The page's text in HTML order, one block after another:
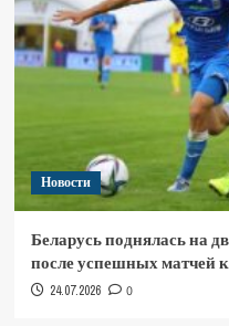
Новости
Беларусь поднялась на
после успешных матчей
24.07.2026 0